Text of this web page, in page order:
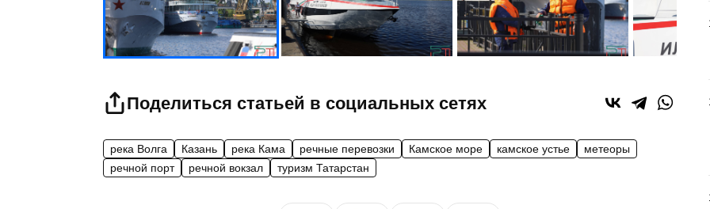
Поделиться статьей в социальных сетях
река Волга Казань река Кама речные перевозки Камское море камское устье
метеоры
речной порт
речной вокзал туризм Татарстан